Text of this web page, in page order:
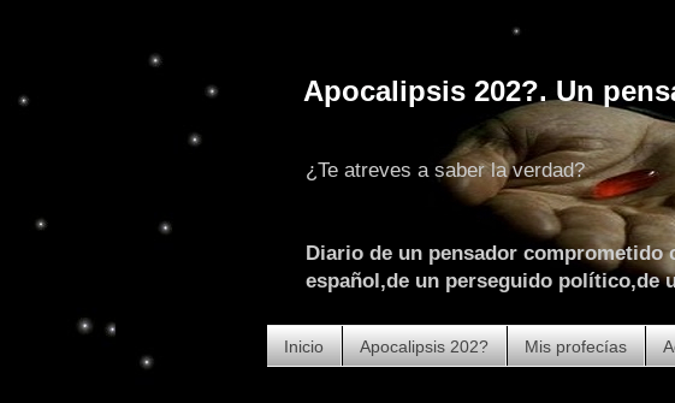
Apocalipsis 202?. Un
¿Te atreves a saber la verdad?
Diario de un pensador
español,de un perseguido político,de
Inicio Apocalipsis 202? Mis profecías